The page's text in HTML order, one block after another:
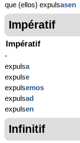
que (ellos) expulsasen
Impératif
Impératif
-
expulsa
expulse
expulsemos
expulsad
expulsen
Infinitif